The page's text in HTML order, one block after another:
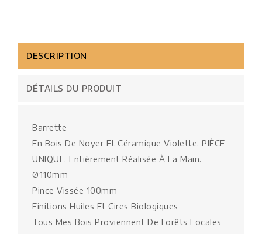
DESCRIPTION
DÉTAILS DU PRODUIT
Barrette
En Bois De Noyer Et Céramique Violette. PIÈCE
UNIQUE, Entièrement Réalisée À La Main.
Ø110mm
Pince Vissée 100mm
Finitions Huiles Et Cires Biologiques
Tous Mes Bois Proviennent De Forêts Locales